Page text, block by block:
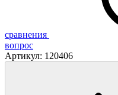
сравнения
вопрос
Артикул: 120406